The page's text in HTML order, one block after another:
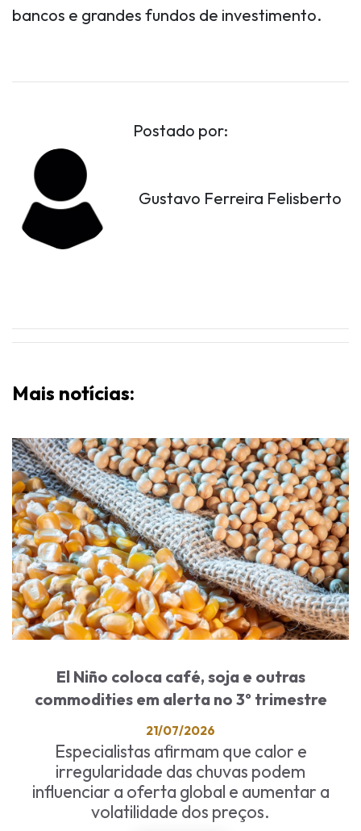
bancos e grandes fundos de investimento.
Postado por:
Gustavo Ferreira Felisberto
Mais notícias:
El Niño coloca café, soja e outras
commodities em alerta no 3º trimestre
21/07/2026
Especialistas afirmam que calor e
irregularidade das chuvas podem
influenciar a oferta global e aumentar a
volatilidade dos preços.